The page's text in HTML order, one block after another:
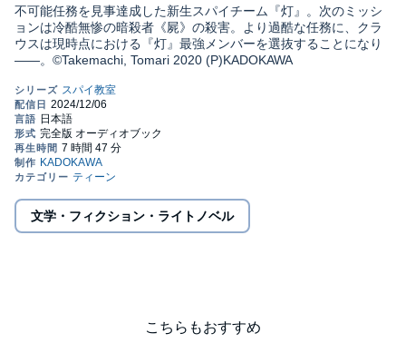
不可能任務を見事達成した新生スパイチーム『灯』。次のミッシ
ョンは冷酷無惨の暗殺者《屍》の殺害。より過酷な任務に、クラ
ウスは現時点における『灯』最強メンバーを選抜することになり
――。©Takemachi, Tomari 2020 (P)KADOKAWA
文学・フィクション・ライトノベル
こちらもおすすめ